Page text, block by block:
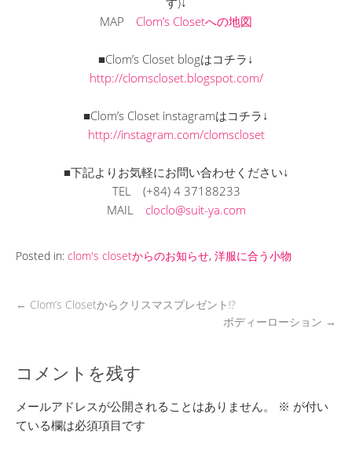
MAP Clom’s Closetへの地図
■Clom’s Closet blogはコチラ↓
http://clomscloset.blogspot.com/
■Clom’s Closet instagramはコチラ↓
http://instagram.com/clomscloset
■下記よりお気軽にお問い合わせください↓
TEL (+84) 4 37188233
MAIL cloclo@suit-ya.com
Posted in: clom's closetからのお知らせ, 洋服に合う小物
← Clom’s Closetからクリスマスプレゼント!?
ボディーローション →
コメントを残す
メールアドレスが公開されることはありません。 ※ が付い
ている欄は必須項目です